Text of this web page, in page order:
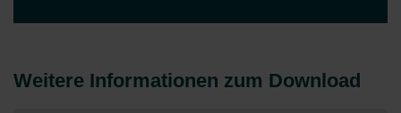
Weitere Informationen zum Download